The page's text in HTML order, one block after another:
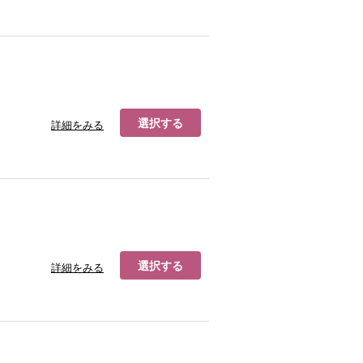
詳細をみる 選択する
詳細をみる 選択する